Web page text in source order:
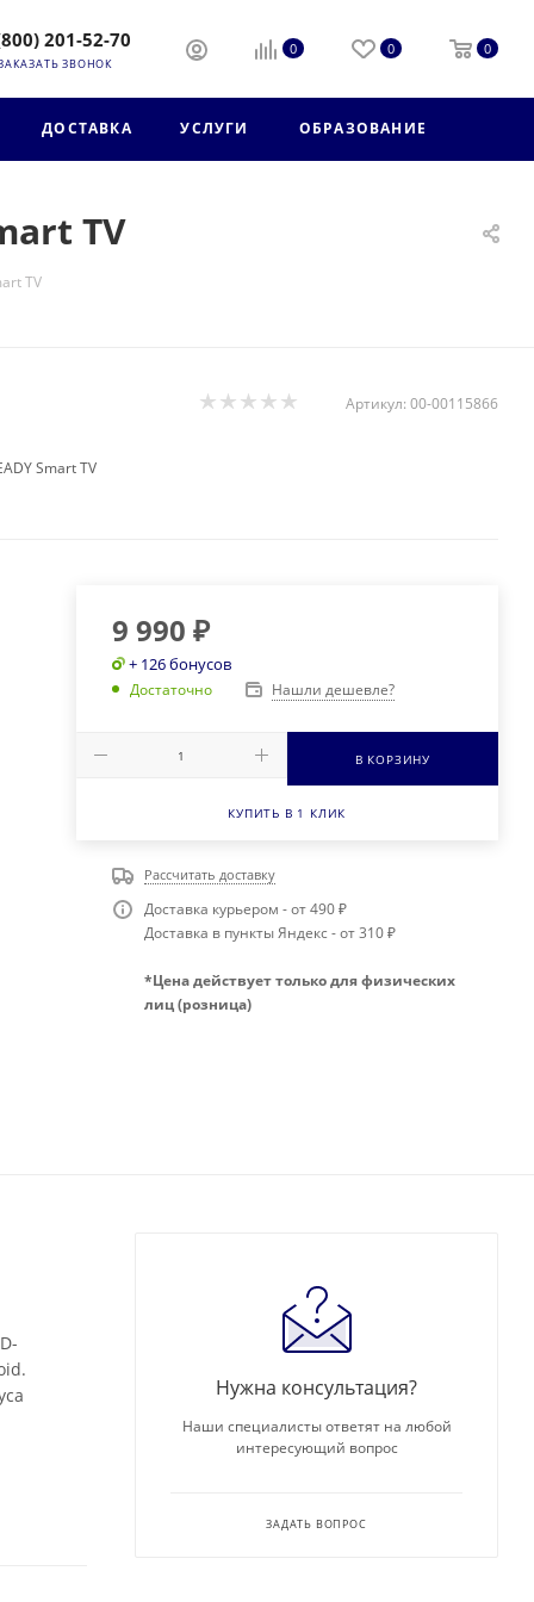
201-52-70
ЗВОНОК
0 0 0
ДОСТАВКА УСЛУГИ ОБРАЗОВАНИЕ
TV
TV
Артикул: 00-00115866
Smart TV
9 990 ₽
+ 126 бонусов
Достаточно Нашли дешевле?
В КОРЗИНУ
КУПИТЬ В 1 КЛИК
Рассчитать доставку
Доставка курьером - от 490 ₽
Доставка в пункты Яндекс - от 310 ₽
*Цена действует только для физических
лиц (розница)
Нужна консультация?
Наши специалисты ответят на любой
интересующий вопрос
ЗАДАТЬ ВОПРОС